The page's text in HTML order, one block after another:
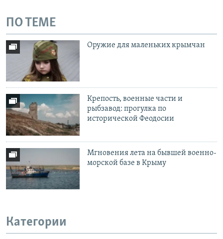
ПО ТЕМЕ
Оружие для маленьких крымчан
Крепость, военные части и
рыбзавод: прогулка по
исторической Феодосии
Мгновения лета на бывшей военно-
морской базе в Крыму
Категории